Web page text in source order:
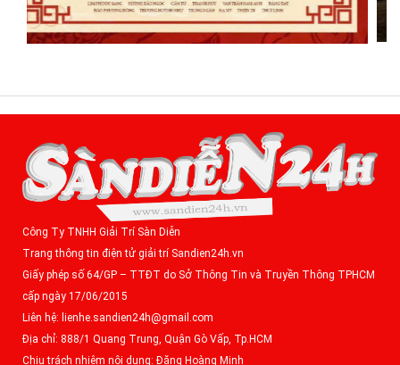
Công Ty TNHH Giải Trí Sàn Diễn
Trang thông tin điện tử giải trí Sandien24h.vn
Giấy phép số 64/GP – TTĐT do Sở Thông Tin và Truyền Thông TPHCM
cấp ngày 17/06/2015
Liên hệ: lienhe.sandien24h@gmail.com
Địa chỉ: 888/1 Quang Trung, Quận Gò Vấp, Tp.HCM
Chịu trách nhiệm nội dung: Đặng Hoàng Minh